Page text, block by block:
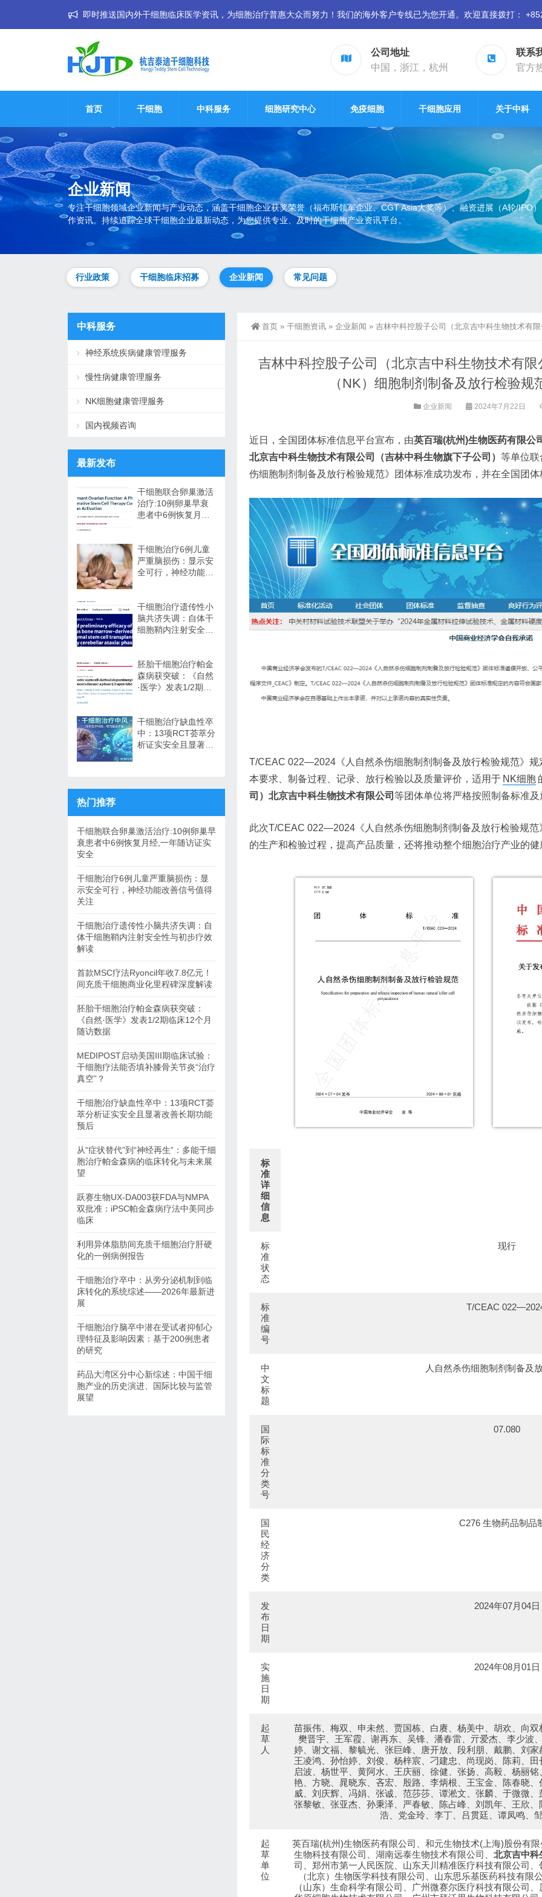
即时推送国内外干细胞临床医学资讯，为细胞治疗普惠大众而努力！我们的海外客户专线已为您开通。欢迎直接拨打：
公司地址
中国，浙江，杭州
联系
官方
首页 干细胞 中科服务 细胞研究中心 免疫细胞 干细胞应用 关于中科
企业新闻
专注干细胞领域企业新闻与产业动态，涵盖干细胞企业获奖荣誉（福布斯领军企业、CGT Asia大奖等）、融资进展（A轮/IPO
作资讯。持续追踪全球干细胞企业最新动态，为您提供专业、及时的干细胞产业资讯平台。
行业政策 干细胞临床招募 企业新闻 常见问题
首页 » 干细胞资讯 » 企业新闻 » 吉林中科控股子公司（北京吉中科生物技术有限公司）联合编
吉林中科控股子公司（北京吉中科生物技术有
（NK）细胞制剂制备及放行检验规
企业新闻 2024年7月22日
近日，全国团体标准信息平台宣布，由英百瑞(杭州)生物医药有限公
北京吉中科生物技术有限公司（吉林中科生物旗下子公司） 等单位
伤细胞制剂制备及放行检验规范》团体标准成功发布，并在全国团
T/CEAC 022—2024《人自然杀伤细胞制剂制备及放行检验规范》
本要求、制备过程、记录、放行检验以及质量评价，适用于 NK细胞
司）北京吉中科生物技术有限公司 等团体单位将严格按照制备标准
此次T/CEAC 022—2024《人自然杀伤细胞制剂制备及放行检验规
的生产和检验过程，提高产品质量，还将推动整个细胞治疗产业的
标
准
详
细
信
息
标
准
状
态
现行
标
准
编
号
T/CEAC
中
文
标
题
人自然杀伤细胞制剂制备及
国
际
标
准
分
类
号
07.080
国
民
经
济
分
类
C276 生物药品制品
发
布
日
期
2024年07月04日
实
施
日
期
2024年08月01日
起
草
人
苗振伟、梅双、申未然、贾国栋、白赓、杨美中、胡欢、向
樊晋宇、王军霞、谢再东、吴锋、潘春雷、亓爱杰、李少波
婷、谢文福、黎毓光、张巨峰、唐开放、段利朋、戴鹏、刘
王凌鸿、孙怡婷、刘俊、杨梓宸、刁建忠、尚现岗、陈莉、
启波、杨世平、黄阿水、王庆丽、徐健、张扬、高毅、杨丽
艳、方晓、晁晓东、吝宏、殷路、李炳根、王宝金、陈春晓
威、刘庆辉、冯娟、张诚、范莎莎、谭淞文、张麟、于微微
张黎敏、张亚杰、孙秉泽、严春敏、陈占峰、刘凯年、王欣
浩、党金玲、李丁、吕贯廷、谭凤鸣、
起
草
单
位
英百瑞(杭州)生物医药有限公司、和元生物技术(上海)股份有
生物科技有限公司、湖南远泰生物技术有限公司、 北京吉中科
司、郑州市第一人民医院、山东天川精准医疗科技有限公司
（北京）生物医学科技有限公司、山东思乐基医药科技有
（山东）生命科学有限公司、广州微赛尔医疗科技有限公司
中科服务
神经系统疾病健康管理服务
慢性病健康管理服务
NK细胞健康管理服务
国内视频咨询
最新发布
干细胞联合卵巢激活
治疗:10例卵巢早衰
患者中6例恢复月经,
干细胞治疗6例儿童
严重脑损伤：显示安
全可行，神经功能改
干细胞治疗遗传性小
脑共济失调：自体干
细胞鞘内注射安全性
胚胎干细胞治疗帕金
森病获突破：《自然
·医学》发表1/2期临
干细胞治疗缺血性卒
中：13项RCT荟萃分
析证实安全且显著改
热门推荐
干细胞联合卵巢激活治疗:10例卵巢早
衰患者中6例恢复月经,一年随访证实
安全
干细胞治疗6例儿童严重脑损伤：显
示安全可行，神经功能改善信号值得
关注
干细胞治疗遗传性小脑共济失调：自
体干细胞鞘内注射安全性与初步疗效
解读
首款MSC疗法Ryoncil年收7.8亿元！
间充质干细胞商业化里程碑深度解读
胚胎干细胞治疗帕金森病获突破：
《自然·医学》发表1/2期临床12个月
随访数据
MEDIPOST启动美国III期临床试验：
干细胞疗法能否填补膝骨关节炎“治疗
真空”？
干细胞治疗缺血性卒中：13项RCT荟
萃分析证实安全且显著改善长期功能
预后
从“症状替代”到“神经再生”：多能干细
胞治疗帕金森病的临床转化与未来展
望
跃赛生物UX-DA003获FDA与NMPA
双批准：iPSC帕金森病疗法中美同步
临床
利用异体脂肪间充质干细胞治疗肝硬
化的一例病例报告
干细胞治疗卒中：从旁分泌机制到临
床转化的系统综述——2026年最新进
展
干细胞治疗脑卒中潜在受试者抑郁心
理特征及影响因素：基于200例患者
的研究
药品大湾区分中心新综述：中国干细
胞产业的历史演进、国际比较与监管
展望